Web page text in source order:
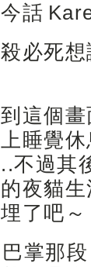
話
必死
這個
睡覺
不過其
夜貓
了吧～
掌那